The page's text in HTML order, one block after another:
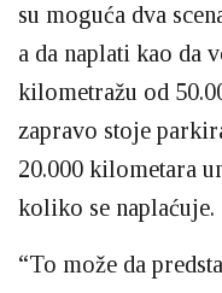
su moguća dva
a da naplati kao da
kilometražu od
zapravo stoje
20.000 kilometara
koliko se naplaćuje.
“To može da